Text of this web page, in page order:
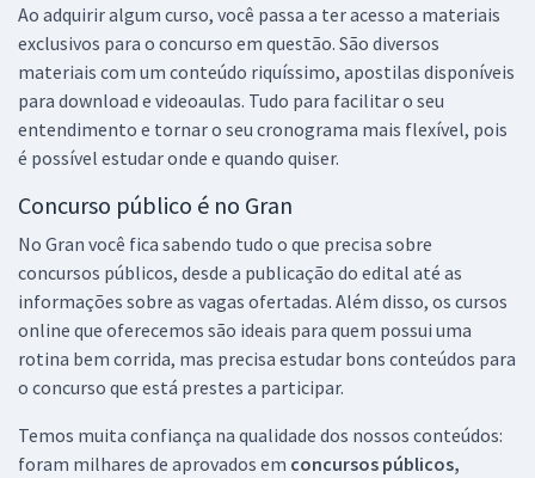
Ao adquirir algum curso, você passa a ter acesso a materiais
exclusivos para o concurso em questão. São diversos
materiais com um conteúdo riquíssimo, apostilas disponíveis
para download e videoaulas. Tudo para facilitar o seu
entendimento e tornar o seu cronograma mais flexível, pois
é possível estudar onde e quando quiser.
Concurso público é no Gran
No Gran você fica sabendo tudo o que precisa sobre
concursos públicos, desde a publicação do edital até as
informações sobre as vagas ofertadas. Além disso, os cursos
online que oferecemos são ideais para quem possui uma
rotina bem corrida, mas precisa estudar bons conteúdos para
o concurso que está prestes a participar.
Temos muita confiança na qualidade dos nossos conteúdos:
foram milhares de aprovados em concursos públicos,